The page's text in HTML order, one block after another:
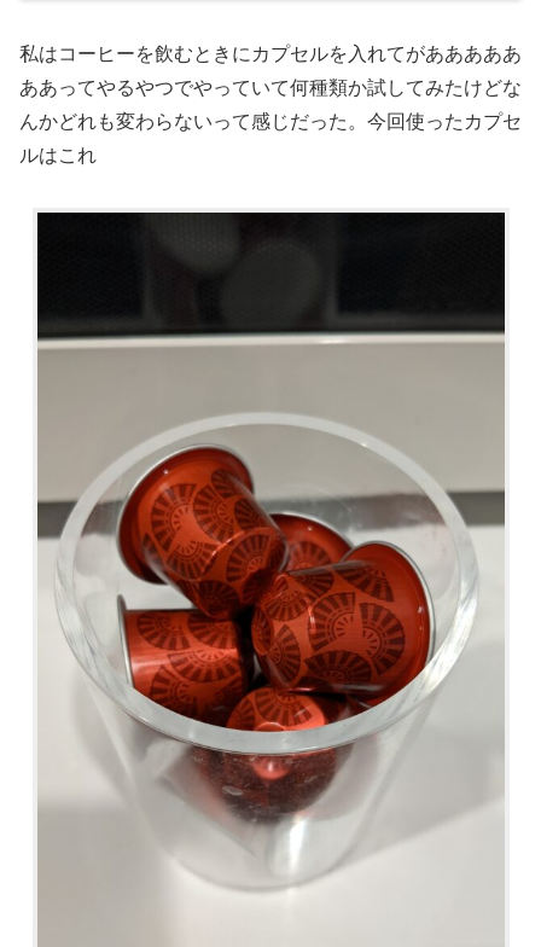
私はコーヒーを飲むときにカプセルを入れてがあああああ
ああってやるやつでやっていて何種類か試してみたけどな
んかどれも変わらないって感じだった。今回使ったカプセ
ルはこれ